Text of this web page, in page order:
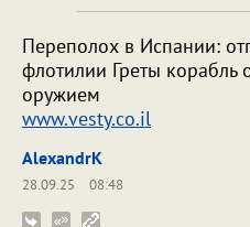
Переполох в Испании:
флотилии Греты корабль
оружием
www.vesty.co.il
AlexandrK
28.09.25
08:48